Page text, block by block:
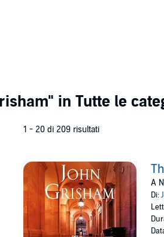
in Tutte le
1 - 20 di 209 risultati
A
Di: